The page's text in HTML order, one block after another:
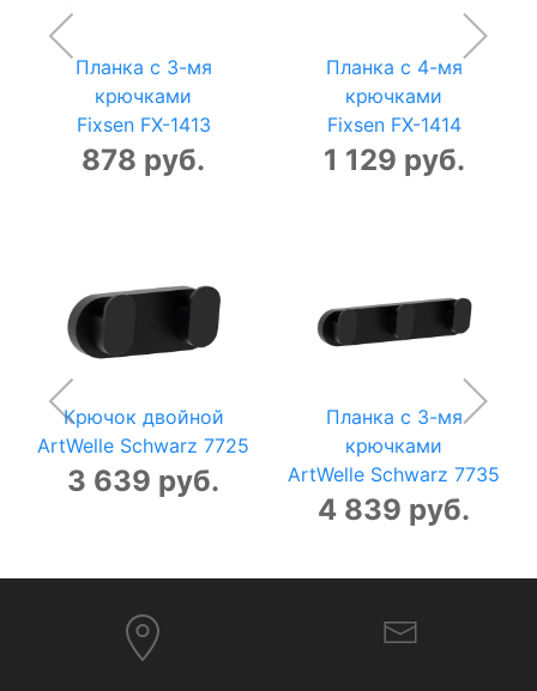
Планка с 3-мя
крючками
Fixsen FX-1413
878 руб.
Планка с 4-мя
крючками
Fixsen FX-1414
1 129 руб.
Крючок двойной
ArtWelle Schwarz 7725
3 639 руб.
Планка с 3-мя
крючками
ArtWelle Schwarz 7735
4 839 руб.